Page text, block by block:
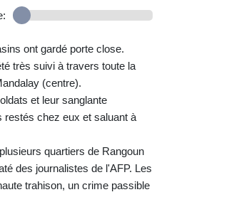
ont gardé porte close.
très suivi à travers toute la
(centre).
et leur sanglante
restés chez eux et saluant à
quartiers de Rangoun
des journalistes de l'AFP. Les
trahison, un crime passible